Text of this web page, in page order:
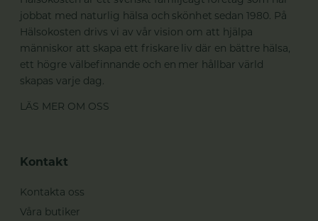
jobbat med naturlig hälsa och skönhet sedan 1980. På
Hälsokosten drivs vi av vår vision om att hjälpa
människor att skapa ett friskare liv där en bättre hälsa,
ett högre välbefinnande och en mer hållbar värld
skapas varje dag.
LÄS MER OM OSS
Kontakt
Kontakta oss
Våra butiker